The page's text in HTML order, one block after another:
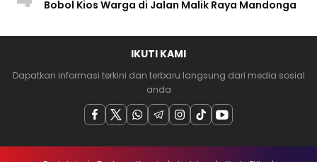
Bobol Kios Warga di Jalan Malik Raya Mandonga
IKUTI KAMI
Dapatkan informasi terkini dan terbaru langsung dari media sosial
anda